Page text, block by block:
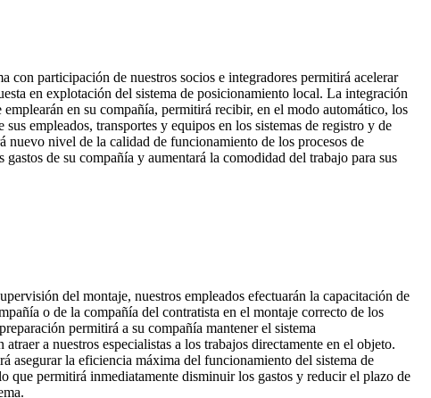
con participación de nuestros socios e integradores permitirá acelerar
en explotación del sistema de posicionamiento local. La integración
emplearán en su compañía, permitirá recibir, en el modo automático, los
sus empleados, transportes y equipos en los sistemas de registro y de
nuevo nivel de la calidad de funcionamiento de los procesos de
de su compañía y aumentará la comodidad del trabajo para sus
del montaje, nuestros empleados efectuarán la capacitación de
o de la compañía del contratista en el montaje correcto de los
permitirá a su compañía mantener el sistema
atraer a nuestros especialistas a los trabajos directamente en el objeto.
asegurar la eficiencia máxima del funcionamiento del sistema de
que permitirá inmediatamente disminuir los gastos y reducir el plazo de